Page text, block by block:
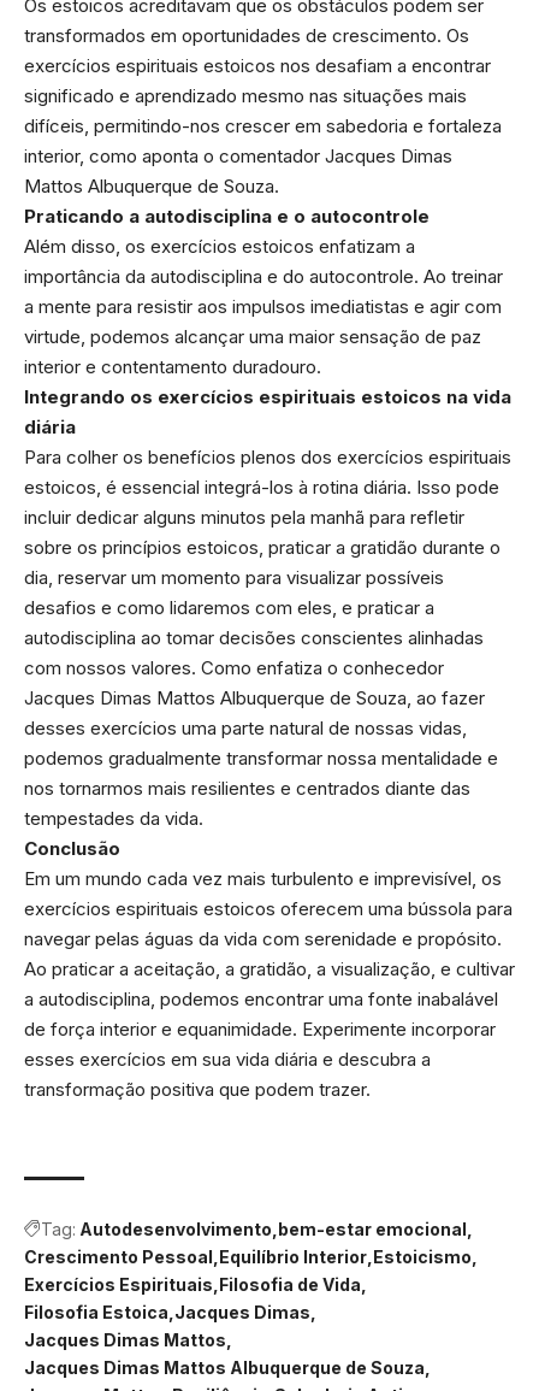
Os estoicos acreditavam que os obstáculos podem ser
transformados em oportunidades de crescimento. Os
exercícios espirituais estoicos nos desafiam a encontrar
significado e aprendizado mesmo nas situações mais
difíceis, permitindo-nos crescer em sabedoria e fortaleza
interior, como aponta o comentador Jacques Dimas
Mattos Albuquerque de Souza.
Praticando a autodisciplina e o autocontrole
Além disso, os exercícios estoicos enfatizam a
importância da autodisciplina e do autocontrole. Ao treinar
a mente para resistir aos impulsos imediatistas e agir com
virtude, podemos alcançar uma maior sensação de paz
interior e contentamento duradouro.
Integrando os exercícios espirituais estoicos na vida
diária
Para colher os benefícios plenos dos exercícios espirituais
estoicos, é essencial integrá-los à rotina diária. Isso pode
incluir dedicar alguns minutos pela manhã para refletir
sobre os princípios estoicos, praticar a gratidão durante o
dia, reservar um momento para visualizar possíveis
desafios e como lidaremos com eles, e praticar a
autodisciplina ao tomar decisões conscientes alinhadas
com nossos valores. Como enfatiza o conhecedor
Jacques Dimas Mattos Albuquerque de Souza, ao fazer
desses exercícios uma parte natural de nossas vidas,
podemos gradualmente transformar nossa mentalidade e
nos tornarmos mais resilientes e centrados diante das
tempestades da vida.
Conclusão
Em um mundo cada vez mais turbulento e imprevisível, os
exercícios espirituais estoicos oferecem uma bússola para
navegar pelas águas da vida com serenidade e propósito.
Ao praticar a aceitação, a gratidão, a visualização, e cultivar
a autodisciplina, podemos encontrar uma fonte inabalável
de força interior e equanimidade. Experimente incorporar
esses exercícios em sua vida diária e descubra a
transformação positiva que podem trazer.
Tag: Autodesenvolvimento bem-estar emocional
Crescimento Pessoal Equilíbrio Interior Estoicismo
Exercícios Espirituais Filosofia de Vida
Filosofia Estoica Jacques Dimas
Jacques Dimas Mattos
Jacques Dimas Mattos Albuquerque de Souza